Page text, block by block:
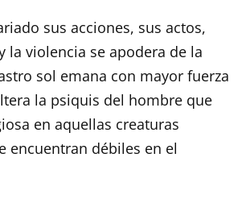
sus acciones, sus actos,
la violencia se apodera de la
sol emana con mayor fuerza
la psiquis del hombre que
en aquellas creaturas
encuentran débiles en el